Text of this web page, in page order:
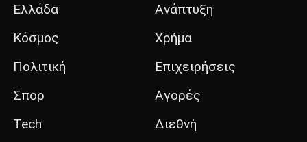
Ελλάδα
Κόσμος
Πολιτική
Σπορ
Tech
Ανάπτυξη
Χρήμα
Επιχειρήσεις
Αγορές
Διεθνή